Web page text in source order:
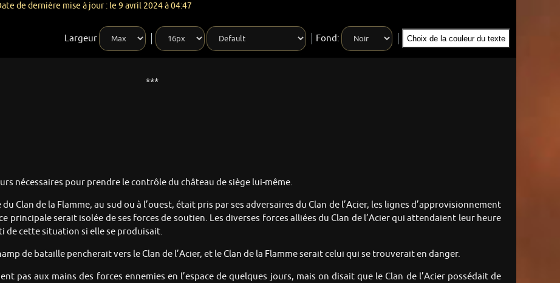
de dernière mise à jour : le 9 avril 2024 à 04:47
Largeur Fond: Choix de la couleur du texte
***
nécessaires pour prendre le contrôle du château de siège lui-même.
Clan de la Flamme, au sud ou à l’ouest, était pris par ses adversaires du Clan de l’Acier, les lignes d’approvisionnement
principale serait isolée de ses forces de soutien. Les diverses forces alliées du Clan de l’Acier qui attendaient leur heure
de cette situation si elle se produisait.
de bataille pencherait vers le Clan de l’Acier, et le Clan de la Flamme serait celui qui se trouverait en danger.
pas aux mains des forces ennemies en l’espace de quelques jours, mais on disait que le Clan de l’Acier possédait de